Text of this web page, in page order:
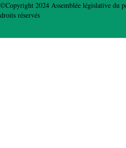
©Copyright 2024 Assemblée législative du
droits réservés